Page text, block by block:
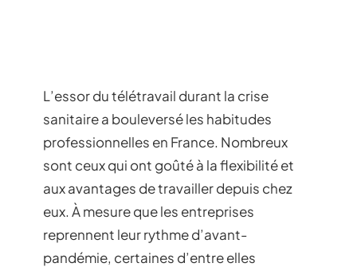
L’essor du télétravail durant la crise
sanitaire a bouleversé les habitudes
professionnelles en France. Nombreux
sont ceux qui ont goûté à la flexibilité et
aux avantages de travailler depuis chez
eux. À mesure que les entreprises
reprennent leur rythme d’avant-
pandémie, certaines d’entre elles